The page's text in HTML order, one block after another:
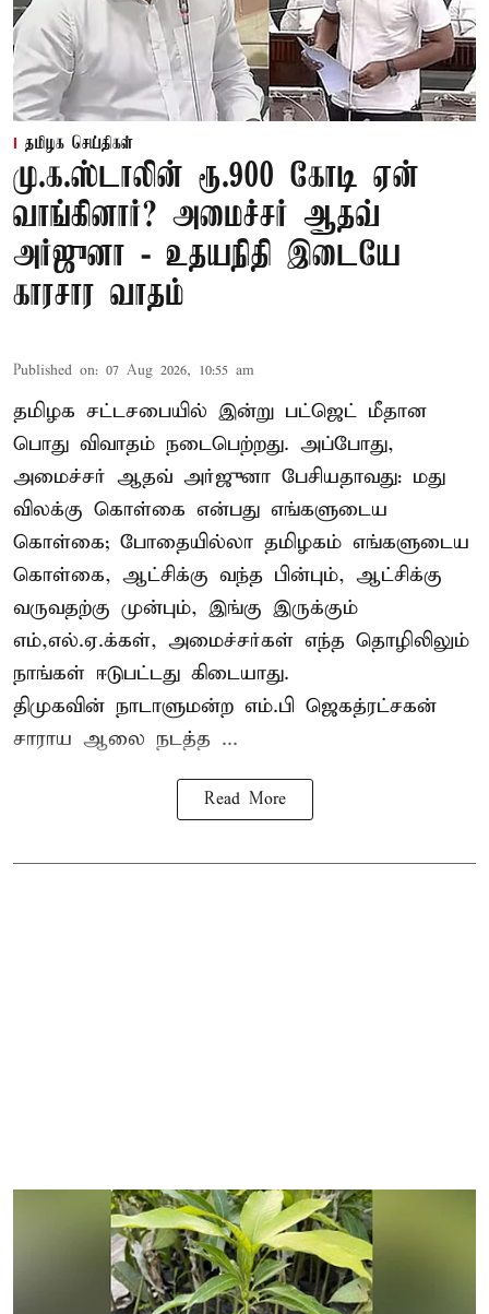
தமிழக செய்திகள்
மு.க.ஸ்டாலின் ரூ.900 கோடி ஏன்
வாங்கினார்? அமைச்சர் ஆதவ்
அர்ஜுனா - உதயநிதி இடையே
காரசார வாதம்
Published on: 07 Aug 2026, 10:55 am
தமிழக சட்டசபையில் இன்று பட்ஜெட் மீதான
பொது விவாதம் நடைபெற்றது. அப்போது,
அமைச்சர் ஆதவ் அர்ஜுனா பேசியதாவது: மது
விலக்கு கொள்கை என்பது எங்களுடைய
கொள்கை; போதையில்லா தமிழகம் எங்களுடைய
கொள்கை, ஆட்சிக்கு வந்த பின்பும், ஆட்சிக்கு
வருவதற்கு முன்பும், இங்கு இருக்கும்
எம்,எல்.ஏ.க்கள், அமைச்சர்கள் எந்த தொழிலிலும்
நாங்கள் ஈடுபட்டது கிடையாது.
திமுகவின் நாடாளுமன்ற எம்.பி ஜெகத்ரட்சகன்
சாராய ஆலை நடத்த ...
Read More